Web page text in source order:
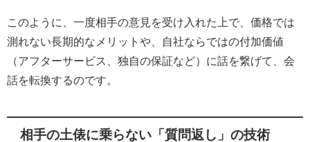
このように、一度相手の意見を受け入れた上で、価格では
測れない長期的なメリットや、自社ならではの付加価値
（アフターサービス、独自の保証など）に話を繋げて、会
話を転換するのです。
相手の土俵に乗らない「質問返し」の技術